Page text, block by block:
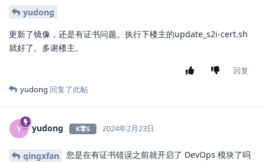
yudong
更新了镜像，还是有证书问题。执行下楼主的update_s2i-cert.sh
就好了。多谢楼主。
回复
yudong 回复了此帖
Y yudong K零S 2024年2月23日
qingxfan
您是在有证书错误之前就开启了 DevOps 模块了吗